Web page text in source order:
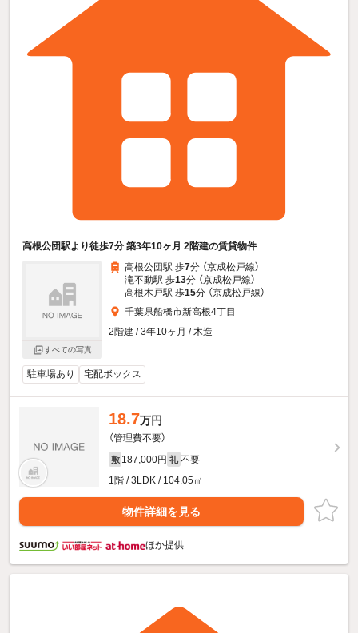
高根公団駅より徒歩7分 築3年10ヶ月 2階建の賃貸物件
すべての写真
高根公団駅 歩7分 （京成松戸線）
滝不動駅 歩13分 （京成松戸線）
高根木戸駅 歩15分 （京成松戸線）
千葉県船橋市新高根4丁目
2階建 / 3年10ヶ月 / 木造
駐車場あり 宅配ボックス
18.7万円
（管理費不要）
敷 187,000円 礼 不要
1階 / 3LDK / 104.05㎡
物件詳細を見る
ほか提供